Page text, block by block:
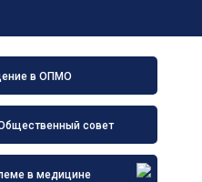
в ОПМО
совет
в медицине